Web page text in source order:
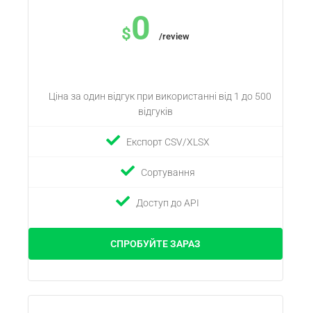
$0 /review
Ціна за один відгук при використанні від 1 до 500
відгуків
Експорт CSV/XLSX
Сортування
Доступ до API
СПРОБУЙТЕ ЗАРАЗ